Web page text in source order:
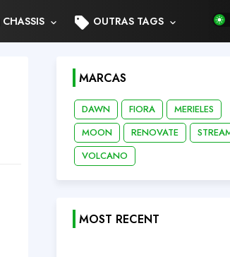
CHASSIS sell OUTRAS TAGS
MARCAS
DAWN FIORA
MERIELES
MOON
RENOVATE
VOLCANO
MOST RECENT